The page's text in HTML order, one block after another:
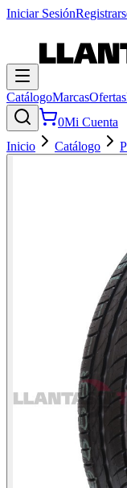
Iniciar Sesión
CatálogoMarcasOfertas
0Mi Cuenta
Inicio
Catálogo